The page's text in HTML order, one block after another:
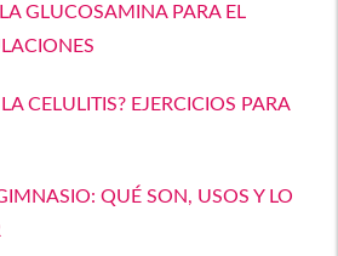
GLUCOSAMINA PARA EL
CELULITIS? EJERCICIOS PARA
QUÉ SON, USOS Y LO